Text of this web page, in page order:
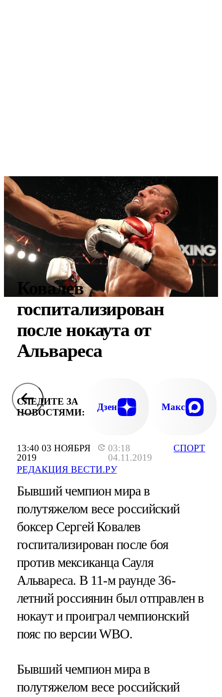
13:40 03 НОЯБРЯ
2019
03:18
04.11.2019
РЕДАКЦИЯ ВЕСТИ.РУ
СПОРТ
Ковалев
госпитализирован
после нокаута от
Альвареса
СЛЕДИТЕ ЗА
НОВОСТЯМИ:
Дзен Макс
Бывший чемпион мира в
полутяжелом весе российский
боксер Сергей Ковалев
госпитализирован после боя
против мексиканца Сауля
Альвареса. В 11-м раунде 36-
летний россиянин был отправлен в
нокаут и проиграл чемпионский
пояс по версии WBO.
Бывший чемпион мира в
полутяжелом весе российский